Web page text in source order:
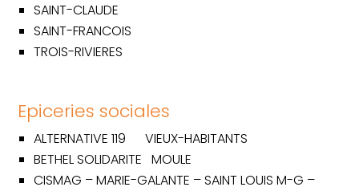
SAINT-CLAUDE
SAINT-FRANCOIS
TROIS-RIVIERES
Epiceries sociales
ALTERNATIVE 119 VIEUX-HABITANTS
BETHEL SOLIDARITE MOULE
CISMAG – MARIE-GALANTE – SAINT LOUIS M-G –